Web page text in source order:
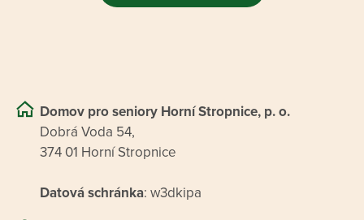
Domov pro seniory Horní Stropnice, p. o.
Dobrá Voda 54,
374 01 Horní Stropnice
Datová schránka: w3dkipa